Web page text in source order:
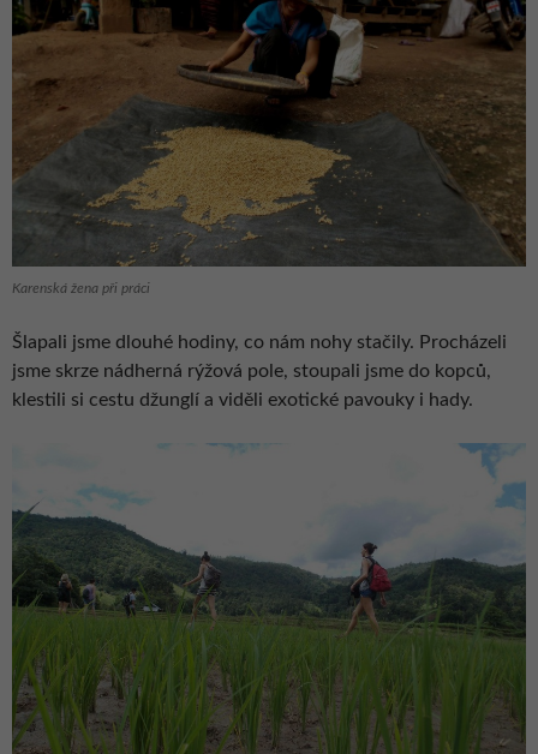
Karenská žena při práci
Šlapali jsme dlouhé hodiny, co nám nohy stačily. Procházeli
jsme skrze nádherná rýžová pole, stoupali jsme do kopců,
klestili si cestu džunglí a viděli exotické pavouky i hady.